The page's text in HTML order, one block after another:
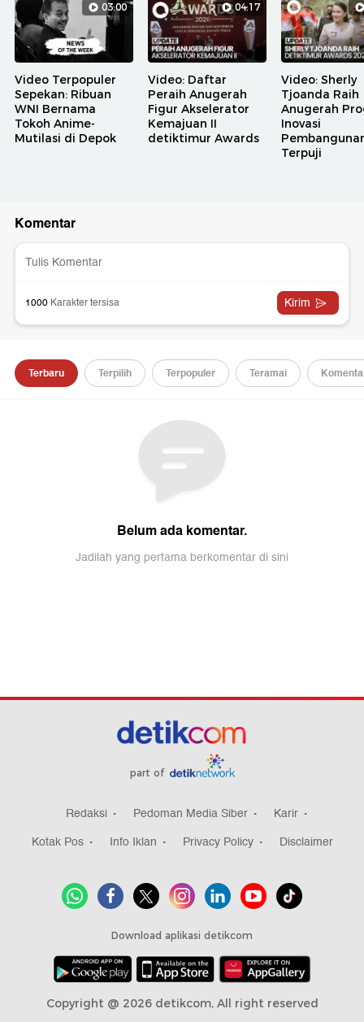
03:00
Video Terpopuler
Sepekan: Ribuan
WNI Bernama
Tokoh Anime-
Mutilasi di Depok
04:17
Video: Daftar
Peraih Anugerah
Figur Akselerator
Kemajuan II
detiktimur Awards
Video: Sherly
Tjoanda Raih
Anugerah
Inovasi
Terpuji
part of
Redaksi Pedoman Media Siber
Karir
Kotak Pos
Info Iklan Privacy Policy Disclaimer
Download aplikasi detikcom
Copyright @ 2026 detikcom, All right reserved